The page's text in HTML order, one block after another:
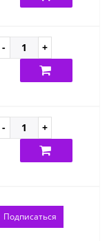
Подписаться